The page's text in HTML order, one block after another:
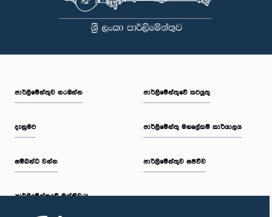
පාර්ලි‌මේන්තුව නරඹන්න
දැනුමට
සම්බන්ධ වන්න
පාර්ලි‌මේන්තුවේ මන්ත්‍රීවරු
පාර්ලිමේන්තුවේ කටයුතු
පාර්ලිමේන්තු මහලේකම් කාර්යාලය
පාර්ලිමේන්තුව සජීවීව